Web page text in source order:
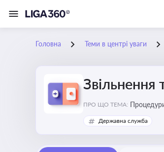
Головна Теми в центрі уваги
Звільнення
ПРО ЩО ТЕМА:
Державна служба